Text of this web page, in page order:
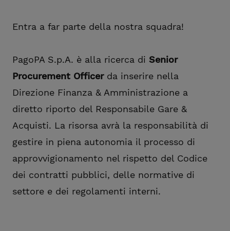
Entra a far parte della nostra squadra!
PagoPA S.p.A. è alla ricerca di Senior
Procurement Officer da inserire nella
Direzione Finanza & Amministrazione a
diretto riporto del Responsabile Gare &
Acquisti. La risorsa avrà la responsabilità di
gestire in piena autonomia il processo di
approvvigionamento nel rispetto del Codice
dei contratti pubblici, delle normative di
settore e dei regolamenti interni.